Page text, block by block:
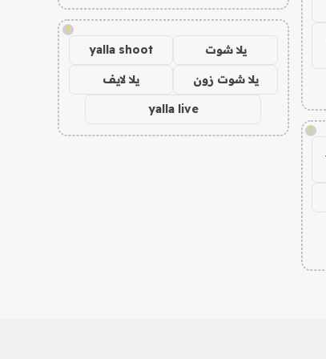
!
!
يلا شوت yalla shoot
يلا شوت زون يلا لايف
yalla live